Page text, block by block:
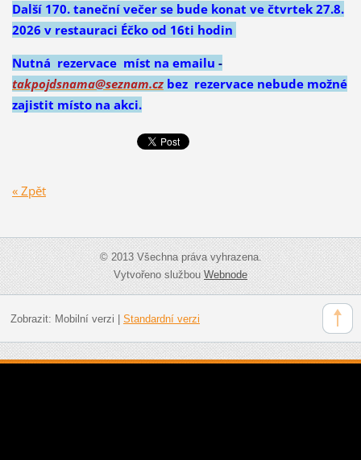
Další 170. taneční večer se bude konat ve čtvrtek 27.8.
2026 v restauraci Éčko od 16ti hodin
Nutná rezervace míst na emailu -
takpojdsnama@seznam.cz bez rezervace nebude možné
zajistit místo na akci.
« Zpět
© 2013 Všechna práva vyhrazena.
Vytvořeno službouWebnode
Zobrazit: Mobilní verzi Standardní verzi